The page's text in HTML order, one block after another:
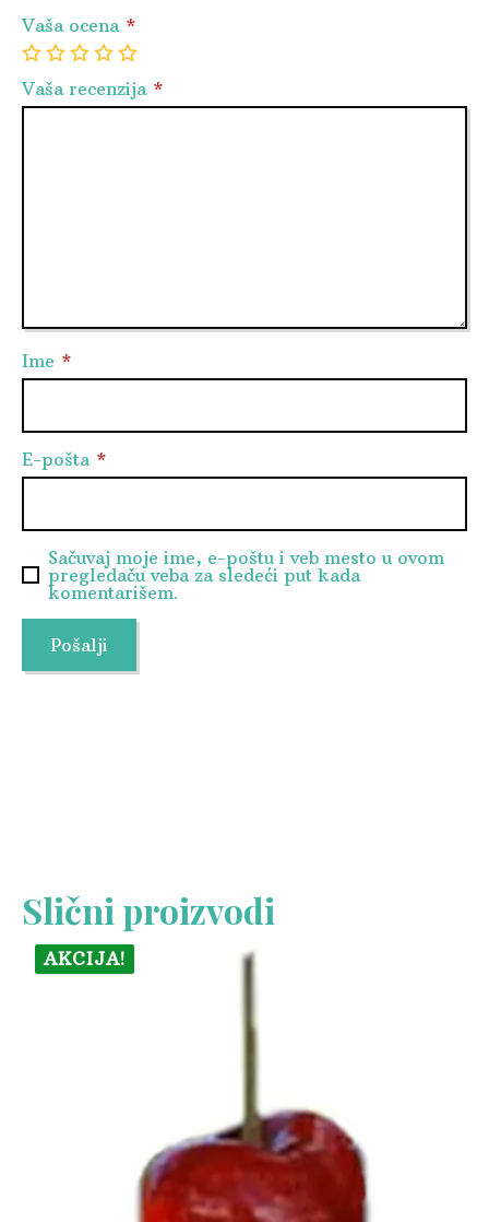
Vaša ocena *
1
2 3 4 5
Vaša recenzija *
Ime *
E-pošta *
Sačuvaj moje ime, e-poštu i veb mesto u ovom
pregledaču veba za sledeći put kada
komentarišem.
Slični proizvodi
AKCIJA!